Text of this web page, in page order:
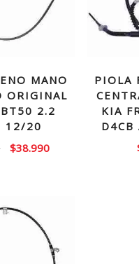
MANO
ORIGINAL
2.2
12/20
El
$42.990.
$38.990El
PIOLA
KIA
D4CB